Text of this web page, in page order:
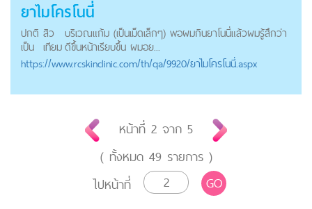
ยาไมโครโนนี่
ปกติ
เป็น
สิว
เทียม
บริเวณแก้ม (เป็นเม็ดเล็กๆ) พอผมกินยาโนนี่แล้วผมรู้สึกว่า
ดีขึ้นหน้าเรียบขึ้น ผมอย...
https://www.rcskinclinic.com/th/qa/9920/ยาไมโครโนนี่.aspx
หน้าที่ 2 จาก 5
( ทั้งหมด 49 รายการ )
ไปหน้าที่
GO